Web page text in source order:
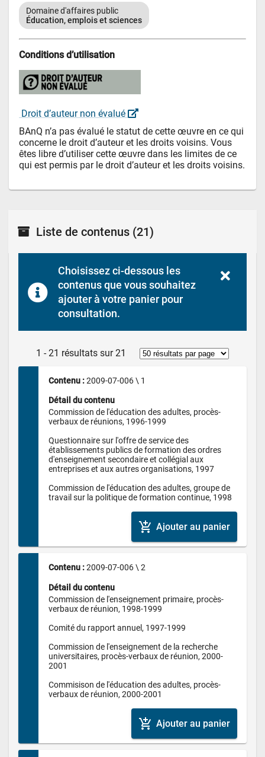
Domaine d'affaires public
Éducation, emplois et sciences
Conditions d’utilisation
Droit d’auteur non évalué
BAnQ n’a pas évalué le statut de cette œuvre en ce qui
concerne le droit d’auteur et les droits voisins. Vous
êtes libre d’utiliser cette œuvre dans les limites de ce
qui est permis par le droit d’auteur et les droits voisins.
Liste de contenus (21)
Choisissez ci-dessous les
contenus que vous souhaitez
ajouter à votre panier pour
consultation.
1 - 21 résultats sur 21
Contenu : 2009-07-006 \ 1
Détail du contenu
Commission de l'éducation des adultes, procès-
verbaux de réunions, 1996-1999
Questionnaire sur l'offre de service des
établissements publics de formation des ordres
d'enseignement secondaire et collégial aux
entreprises et aux autres organisations, 1997
Commission de l'éducation des adultes, groupe de
travail sur la politique de formation continue, 1998
add_shopping_cart Ajouter au panier
Contenu : 2009-07-006 \ 2
Détail du contenu
Commission de l'enseignement primaire, procès-
verbaux de réunion, 1998-1999
Comité du rapport annuel, 1997-1999
Commission de l'enseignement de la recherche
universitaires, procès-verbaux de réunion, 2000-
2001
Commisison de l'éducation des adultes, procès-
verbaux de réunion, 2000-2001
add_shopping_cart Ajouter au panier